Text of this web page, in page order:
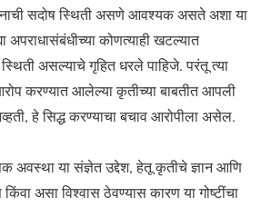
सदोष स्थिती असणे आवश्यक असते अशा या
अपराधासंबंधीच्या कोणत्याही खटल्यात
असल्याचे गृहित धरले पाहिजे. परंतू त्या
करण्यात आलेल्या कृतीच्या बाबतीत आपली
हे सिद्ध करण्याचा बचाव आरोपीला असेल.
अवस्था या संज्ञेत उद्देश, हेतू कृतीचे ज्ञान आणि
असा विश्वास ठेवण्यास कारण या गोष्टींचा